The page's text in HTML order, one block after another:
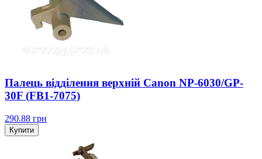
Палець відділення верхній Canon NP-6030/GP-
30F (FB1-7075)
290.88 грн
Купити